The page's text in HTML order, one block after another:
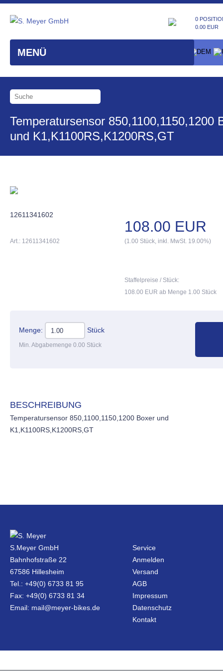
MENÜ
0
0.00 EUR
Temperatursensor 850,1100,1150,1200
und K1,K1100RS,K1200RS,GT
12611341602
108.00 EUR
Art.: 12611341602 (1.00 Stück, inkl. MwSt. 19.00%)
Staffelpreise / Stück:
108.00 EUR ab Menge 1.00 Stück
Menge: Stück
Min. Abgabemenge 0.00 Stück
BESCHREIBUNG
Temperatursensor 850,1100,1150,1200 Boxer und
K1,K1100RS,K1200RS,GT
S.Meyer GmbH
Bahnhofstraße 22
67586 Hillesheim
Tel.: +49(0) 6733 81 95
Fax: +49(0) 6733 81 34
Email: mail@meyer-bikes.de
Service
Anmelden
Versand
AGB
Impressum
Datenschutz
Kontakt